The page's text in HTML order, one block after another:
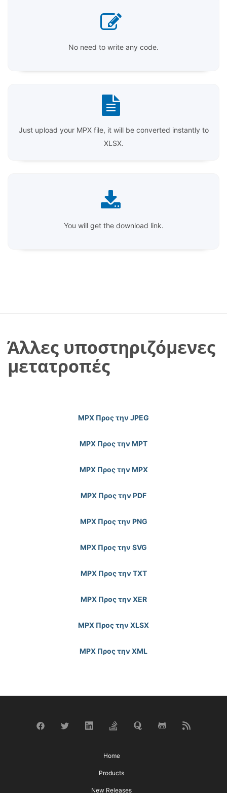
No need to write any code.
Just upload your MPX file, it will be converted instantly to
XLSX.
You will get the download link.
Άλλες υποστηριζόμενες
μετατροπές
MPX Προς την JPEG
MPX Προς την MPT
MPX Προς την MPX
MPX Προς την PDF
MPX Προς την PNG
MPX Προς την SVG
MPX Προς την TXT
MPX Προς την XER
MPX Προς την XLSX
MPX Προς την XML
Home
Products
New Releases